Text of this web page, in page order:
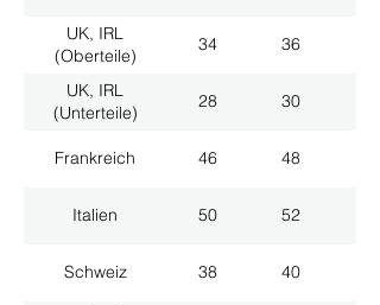
UK, IRL
(Oberteile)
34 36
UK, IRL
(Unterteile)
28 30
Frankreich 46 48
Italien 50 52
Schweiz 38 40